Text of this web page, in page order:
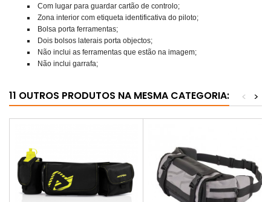
Com lugar para guardar cartão de controlo;
Zona interior com etiqueta identificativa do piloto;
Bolsa porta ferramentas;
Dois bolsos laterais porta objectos;
Não inclui as ferramentas que estão na imagem;
Não inclui garrafa;
11 OUTROS PRODUTOS NA MESMA CATEGORIA: >
<